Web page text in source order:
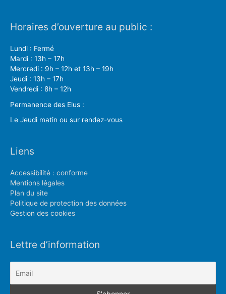
Horaires d’ouverture au public :
Lundi : Fermé
Mardi : 13h – 17h
Mercredi : 9h – 12h et 13h – 19h
Jeudi : 13h – 17h
Vendredi : 8h – 12h
Permanence des Elus :
Le Jeudi matin ou sur rendez-vous
Liens
Accessibilité : conforme
Mentions légales
Plan du site
Politique de protection des données
Gestion des cookies
Lettre d’information